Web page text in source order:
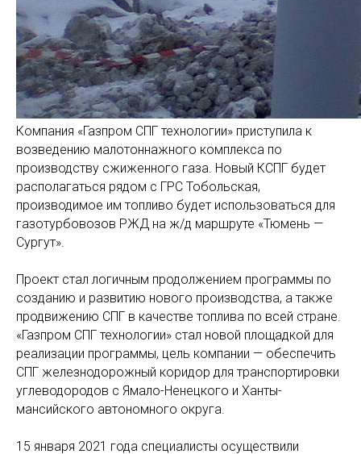
Компания «Газпром СПГ технологии» приступила к
возведению малотоннажного комплекса по
производству сжиженного газа. Новый КСПГ будет
располагаться рядом с ГРС Тобольская,
производимое им топливо будет использоваться для
газотурбовозов РЖД на ж/д маршруте «Тюмень —
Сургут».
Проект стал логичным продолжением программы по
созданию и развитию нового производства, а также
продвижению СПГ в качестве топлива по всей стране.
«Газпром СПГ технологии» стал новой площадкой для
реализации программы, цель компании — обеспечить
СПГ железнодорожный коридор для транспортировки
углеводородов с Ямало-Ненецкого и Ханты-
мансийского автономного округа.
15 января 2021 года специалисты осуществили